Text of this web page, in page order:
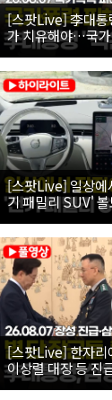
[스팟Live] 李대통
가 치유해야…국
26.08.07 국가폭
[스팟Live] 일상에
기 패밀리 SUV'
[스팟Live] 한자리
이상렬 대장 등 진
직접 수여｜